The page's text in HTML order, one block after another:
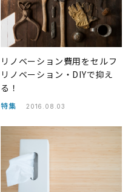
リノベーション費用をセルフ
リノベーション・DIYで抑え
る！
特集 2016.08.03